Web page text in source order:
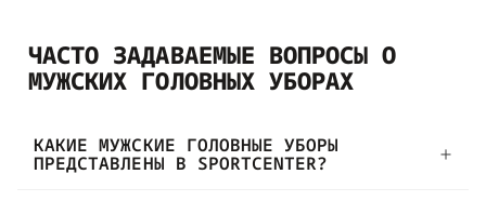
ЧАСТО ЗАДАВАЕМЫЕ ВОПРОСЫ О
МУЖСКИХ ГОЛОВНЫХ УБОРАХ
КАКИЕ МУЖСКИЕ ГОЛОВНЫЕ УБОРЫ
ПРЕДСТАВЛЕНЫ В SPORTCENTER?